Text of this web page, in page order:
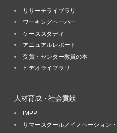
リサーチライブラリ
ワーキングペーパー
ケーススタディ
アニュアルレポート
受賞・センター教員の本
ビデオライブラリ
人材育成・社会貢献
IMPP
サマースクール／イノベーション